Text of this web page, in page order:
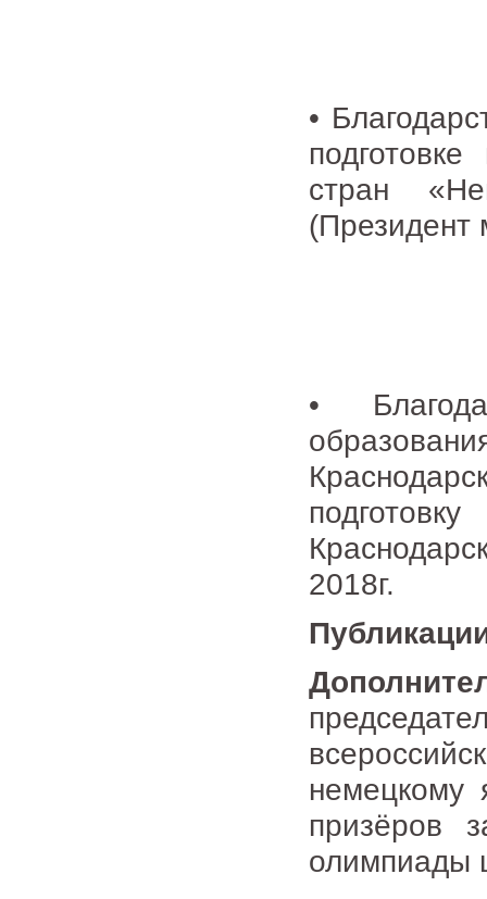
•
стран
(Президент
•
2018г.
немецкому
призёров
олимпиады